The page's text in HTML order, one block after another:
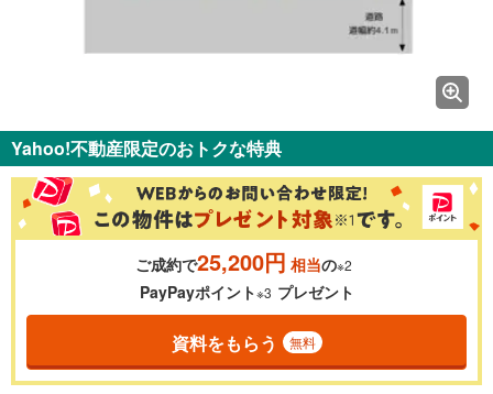
Yahoo!不動産限定のおトクな特典
ご成約で25,200円 相当の※2
PayPayポイント※3 プレゼント
資料をもらう 無料